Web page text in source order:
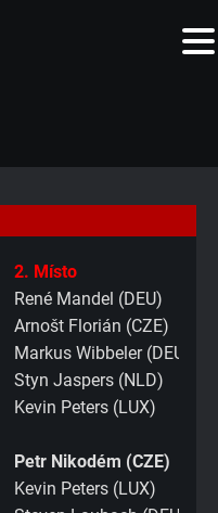
2. Místo
René Mandel (DEU)
Arnošt Florián (CZE)
Markus Wibbeler (DEU)
Styn Jaspers (NLD)
Kevin Peters (LUX)
Petr Nikodém (CZE)
Kevin Peters (LUX)